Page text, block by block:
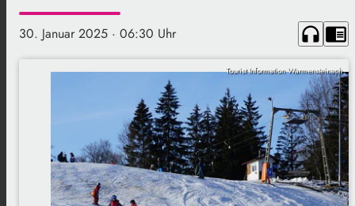
30. Januar 2025 · 06:30 Uhr headphones chrome_reader_mode
Tourist Information Warmensteinach